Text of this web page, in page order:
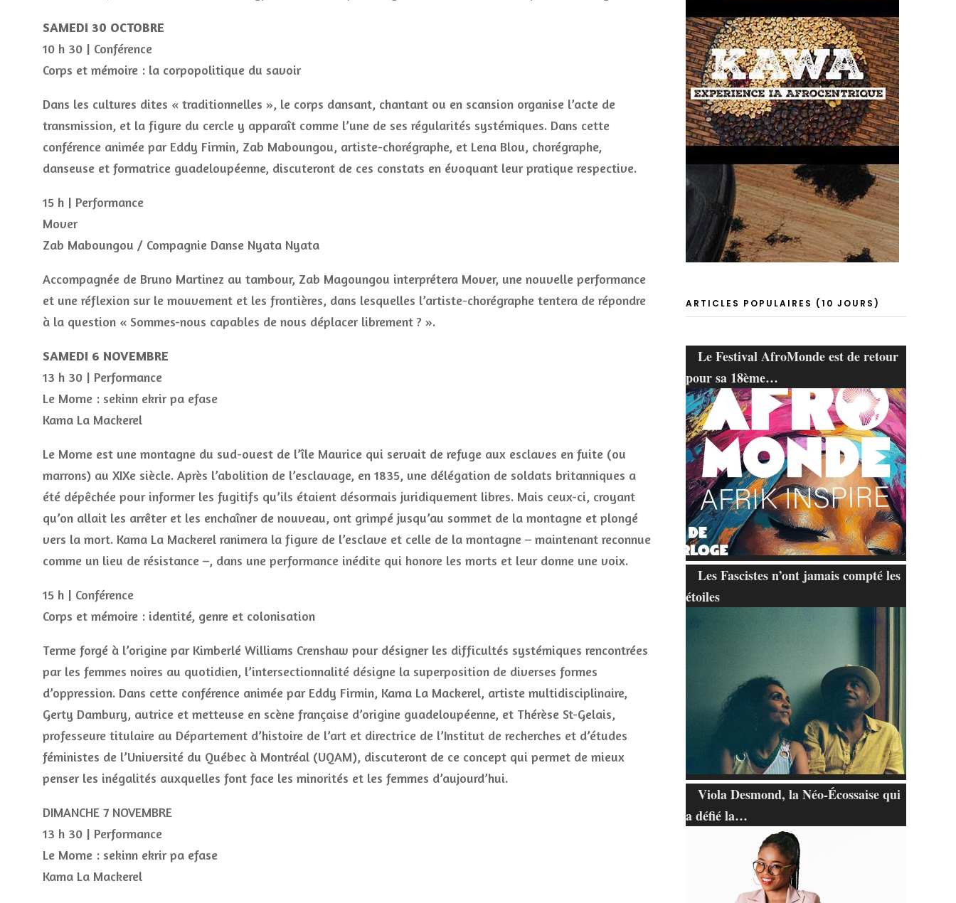
SAMEDI 30 OCTOBRE
10 h 30 | Conférence
Corps et mémoire : la corpopolitique du savoir
Dans les cultures dites « traditionnelles », le corps dansant, chantant ou en scansion organise l’acte de
transmission, et la figure du cercle y apparaît comme l’une de ses régularités systémiques. Dans cette
conférence animée par Eddy Firmin, Zab Maboungou, artiste-chorégraphe, et Lena Blou, chorégraphe,
danseuse et formatrice guadeloupéenne, discuteront de ces constats en évoquant leur pratique respective.
15 h | Performance
Mover
Zab Maboungou / Compagnie Danse Nyata Nyata
Accompagnée de Bruno Martinez au tambour, Zab Magoungou interprétera Mover, une nouvelle performance
et une réflexion sur le mouvement et les frontières, dans lesquelles l’artiste-chorégraphe tentera de répondre
à la question « Sommes-nous capables de nous déplacer librement ? ».
SAMEDI 6 NOVEMBRE
13 h 30 | Performance
Le Morne : sekinn ekrir pa efase
Kama La Mackerel
Le Morne est une montagne du sud-ouest de l’île Maurice qui servait de refuge aux esclaves en fuite (ou
marrons) au XIXe siècle. Après l’abolition de l’esclavage, en 1835, une délégation de soldats britanniques a
été dépêchée pour informer les fugitifs qu’ils étaient désormais juridiquement libres. Mais ceux-ci, croyant
qu’on allait les arrêter et les enchaîner de nouveau, ont grimpé jusqu’au sommet de la montagne et plongé
vers la mort. Kama La Mackerel ranimera la figure de l’esclave et celle de la montagne – maintenant reconnue
comme un lieu de résistance –, dans une performance inédite qui honore les morts et leur donne une voix.
15 h | Conférence
Corps et mémoire : identité, genre et colonisation
Terme forgé à l’origine par Kimberlé Williams Crenshaw pour désigner les difficultés systémiques rencontrées
par les femmes noires au quotidien, l’intersectionnalité désigne la superposition de diverses formes
d’oppression. Dans cette conférence animée par Eddy Firmin, Kama La Mackerel, artiste multidisciplinaire,
Gerty Dambury, autrice et metteuse en scène française d’origine guadeloupéenne, et Thérèse St-Gelais,
professeure titulaire au Département d’histoire de l’art et directrice de l’Institut de recherches et d’études
féministes de l’Université du Québec à Montréal (UQAM), discuteront de ce concept qui permet de mieux
penser les inégalités auxquelles font face les minorités et les femmes d’aujourd’hui.
DIMANCHE 7 NOVEMBRE
13 h 30 | Performance
Le Morne : sekinn ekrir pa efase
Kama La Mackerel
ARTICLES POPULAIRES (10 JOURS)
Le Festival AfroMonde est de retour
pour sa 18ème…
Les Fascistes n’ont jamais compté les
étoiles
Viola Desmond, la Néo-Écossaise qui
a défié la…